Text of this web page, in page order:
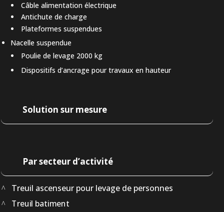
Câble alimentation électrique
Antichute de charge
Plateformes suspendues
Nacelle suspendue
Poulie de levage 2000 kg
Dispositifs d’ancrage pour travaux en hauteur
Solution sur mesure
Par secteur d’activité
Treuil ascenseur pour levage de personnes
Treuil batiment